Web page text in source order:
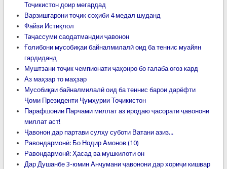
Тоҷикистон доир мегардад
Варзишгарони тоҷик соҳиби 4 медал шуданд
Файзи Истиқлол
Таҷассуми саодатмандии ҷавонон
Ғолибони мусобиқаи байналмилалӣ оид ба теннис муайян
гардиданд
Муштзани тоҷик чемпионати ҷаҳонро бо ғалаба оғоз кард
Аз маҳзар то маҳзар
Мусобиқаи байналмилалӣ оид ба теннис барои дарёфти
Ҷоми Президенти Ҷумҳурии Тоҷикистон
Парафшонии Парчами миллат аз иродаю ҷасорати ҷавонони
миллат аст!
Ҷавонон дар партави сулҳу суботи Ватани азиз...
Равондармонӣ: Бо Нодир Амонов (10)
Равондармонӣ: Ҳасад ва мушкилоти он
Дар Душанбе 3-юмин Анҷумани ҷавонони дар хориҷи кишвар